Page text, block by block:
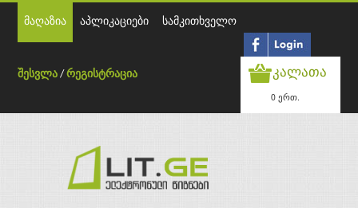
მაღაზია აპლიკაციები სამკითხველო
შესვლა /რეგისტრაცია კალათა
0 ერთ.